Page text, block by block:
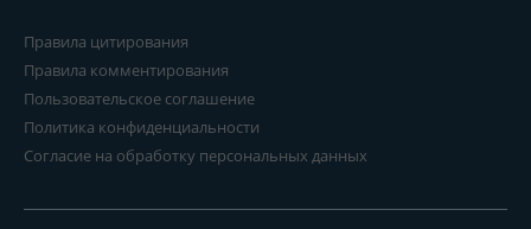
Правила цитирования
Правила комментирования
Пользовательское соглашение
Политика конфиденциальности
Согласие на обработку персональных данных